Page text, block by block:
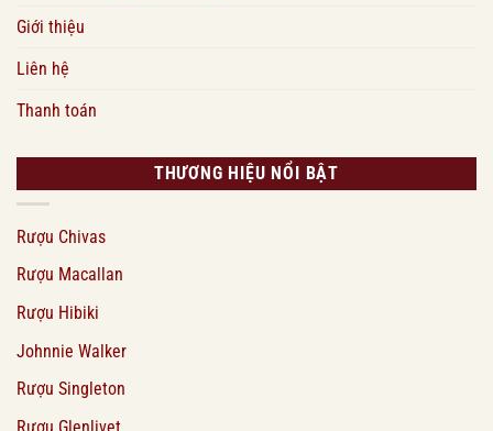
Giới thiệu
Liên hệ
Thanh toán
THƯƠNG HIỆU NỔI BẬT
Rượu Chivas
Rượu Macallan
Rượu Hibiki
Johnnie Walker
Rượu Singleton